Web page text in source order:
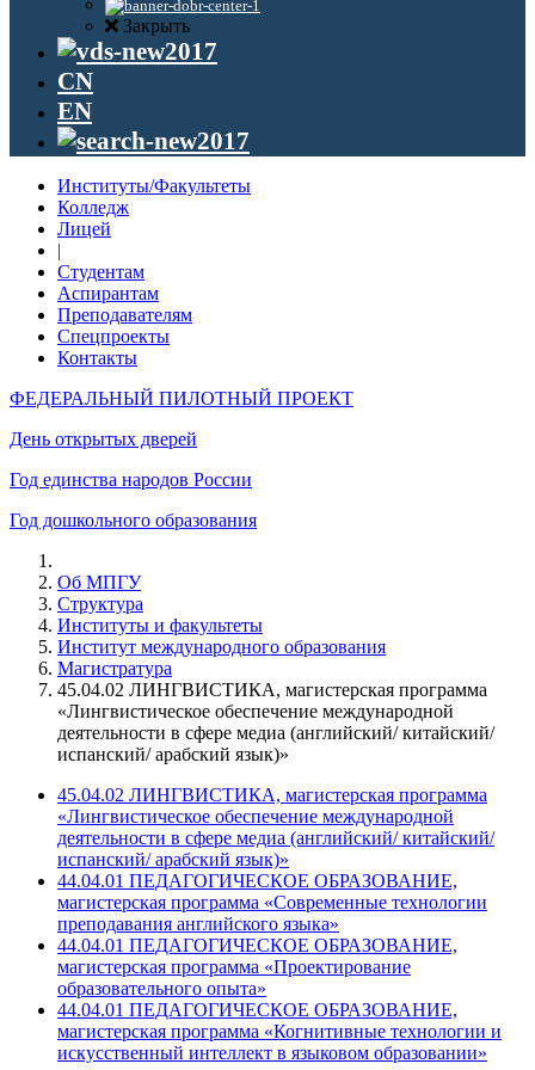
Закрыть
CN
EN
Институты/Факультеты
Колледж
Лицей
|
Студентам
Аспирантам
Преподавателям
Спецпроекты
Контакты
ФЕДЕРАЛЬНЫЙ ПИЛОТНЫЙ ПРОЕКТ
День открытых дверей
Год единства народов России
Год дошкольного образования
Об МПГУ
Структура
Институты и факультеты
Институт международного образования
Магистратура
45.04.02 ЛИНГВИСТИКА, магистерская программа
«Лингвистическое обеспечение международной
деятельности в сфере медиа (английский/ китайский/
испанский/ арабский язык)»
45.04.02 ЛИНГВИСТИКА, магистерская программа
«Лингвистическое обеспечение международной
деятельности в сфере медиа (английский/ китайский/
испанский/ арабский язык)»
44.04.01 ПЕДАГОГИЧЕСКОЕ ОБРАЗОВАНИЕ,
магистерская программа «Современные технологии
преподавания английского языка»
44.04.01 ПЕДАГОГИЧЕСКОЕ ОБРАЗОВАНИЕ,
магистерская программа «Проектирование
образовательного опыта»
44.04.01 ПЕДАГОГИЧЕСКОЕ ОБРАЗОВАНИЕ,
магистерская программа «Когнитивные технологии и
искусственный интеллект в языковом образовании»